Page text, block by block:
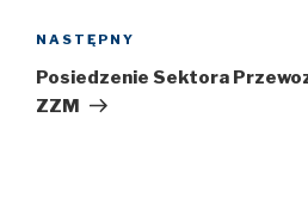
Następny
wpis
NASTĘPNY
Posiedzenie Sektora
ZZM